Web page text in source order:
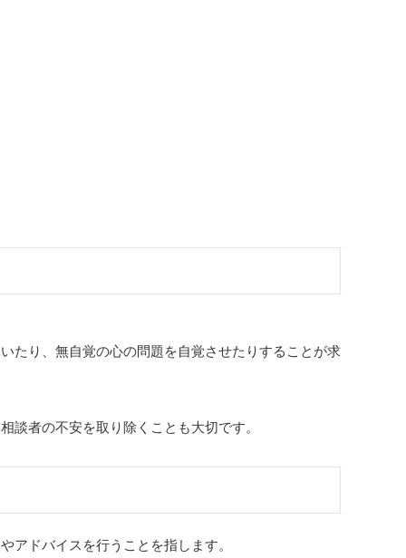
たり、無自覚の心の問題を自覚させたりすることが求
者の不安を取り除くことも大切です。
ドバイスを行うことを指します。